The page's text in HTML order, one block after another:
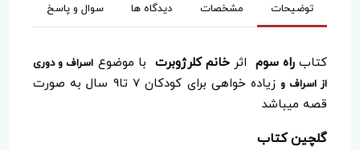
توضیحات مشخصات دیدگاه ها سوال و پاسخ
کتابراه سوم اثرخانم کلرژوبرت با موضوع اسراف و دوری
از اسراف و
زیاده خواهی برای کودکان 7 تا9 سال به صورت
قصه میباشد
گلچین کتاب